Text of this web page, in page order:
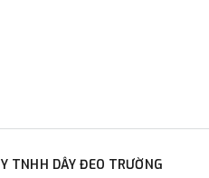
TNHH DÂY ĐEO TRƯỜNG